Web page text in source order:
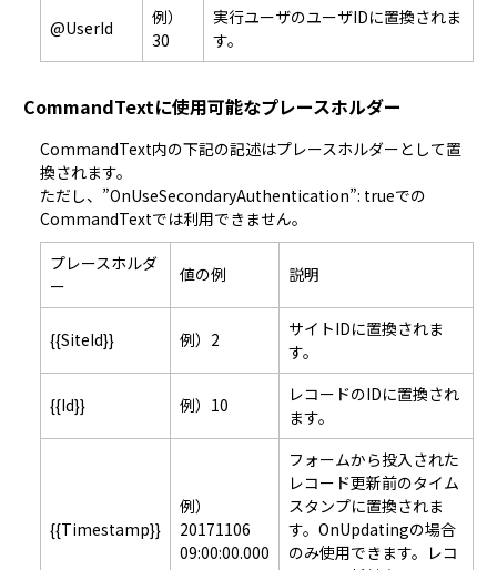
@UserId
例）
30
実行ユーザのユーザIDに置換されま
す。
CommandTextに使用可能なプレースホルダー
CommandText内の下記の記述はプレースホルダーとして置
換されます。
ただし、”OnUseSecondaryAuthentication”: trueでの
CommandTextでは利用できません。
プレースホルダ
ー
値の例 説明
{{SiteId}} 例）2
サイトIDに置換されま
す。
{{Id}} 例）10
レコードのIDに置換され
ます。
{{Timestamp}}
例）
20171106
09:00:00.000
フォームから投入された
レコード更新前のタイム
スタンプに置換されま
す。OnUpdatingの場合
のみ使用できます。レコ